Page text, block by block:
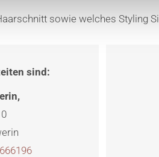
sowie welches Styling
sind: